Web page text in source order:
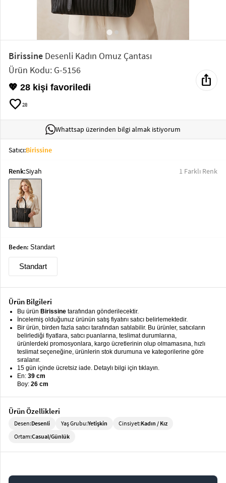
T-Shirt
Ev
Giyimkeyboard_arrow_down
Elbise
Alt
keyboard_arrow_down
Dış
Giyim keyboard_arrow_down
Tesettür
Giyim
keyboard_arrow_down
Büyük
Bedenkeyboard_arrow_down
keyboard_arrow_down
Birissine Desenli Kadın Omuz Çantası
Ürün Kodu: G-5156
💖 28 kişi favoriledi
favorite28
ios_share
Whattsap üzerinden bilgi almak istiyorum
Satıcı:Birissine
Renk:Siyah 1 Farklı Renk
Beden: Standart
Standart
Ürün Bilgileri
Bu ürün Birissine tarafından gönderilecektir.
İncelemiş olduğunuz ürünün satış fiyatını satıcı belirlemektedir.
Bir ürün, birden fazla satıcı tarafından satılabilir. Bu ürünler, satıcıların
belirlediği fiyatlara, satıcı puanlarına, teslimat durumlarına,
ürünlerdeki promosyonlara, kargo ücretlerinin olup olmamasına, hızlı
teslimat seçeneğine, ürünlerin stok durumuna ve kategorilerine göre
sıralanır.
15 gün içinde ücretsiz iade. Detaylı bilgi için tıklayın.
En: 39 cm
Boy: 26 cm
Ürün Özellikleri
Desen:Desenli Yaş Grubu:Yetişkin Cinsiyet:Kadın / Kız
Ortam:Casual/Günlük